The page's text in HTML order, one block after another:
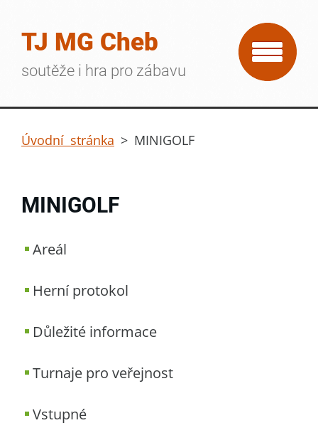
TJ MG Cheb
soutěže i hra pro zábavu
Úvodní stránka > MINIGOLF
MINIGOLF
Areál
Herní protokol
Důležité informace
Turnaje pro veřejnost
Vstupné